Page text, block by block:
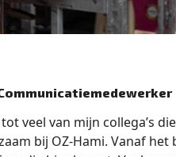
veel van mijn collega’s
bij OZ-Hami. Vanaf het